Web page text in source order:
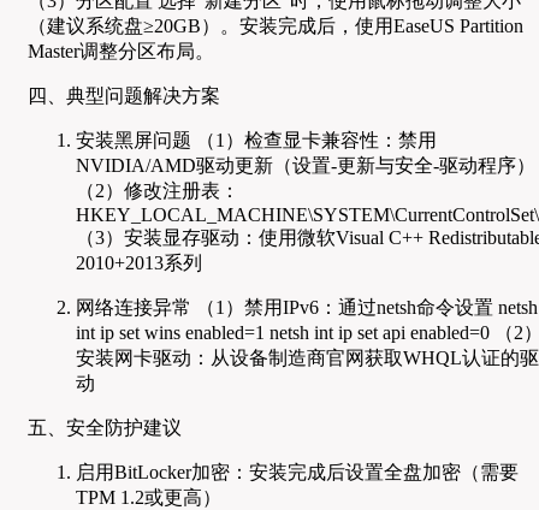
（建议系统盘≥20GB）。安装完成后，使用EaseUS Partition
Master调整分区布局。
四、典型问题解决方案
安装黑屏问题 （1）检查显卡兼容性：禁用
NVIDIA/AMD驱动更新（设置-更新与安全-驱动程序）
（2）修改注册表：
（3）安装显存驱动：使用微软Visual C++
2010+2013系列
网络连接异常 （1）禁用IPv6：通过netsh命令设置 netsh
int ip set wins enabled=1 netsh int ip set api enabled=0 （2
安装网卡驱动：从设备制造商官网获取WHQL认证的驱
动
五、安全防护建议
启用BitLocker加密：安装完成后设置全盘加密（需要
TPM 1.2或更高）